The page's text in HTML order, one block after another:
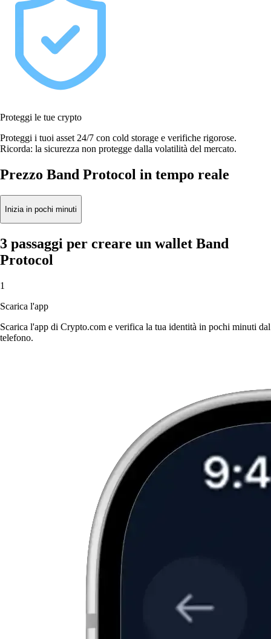
Proteggi le tue crypto
Proteggi i tuoi asset 24/7 con cold storage e verifiche rigorose.
Ricorda: la sicurezza non protegge dalla volatilità del mercato.
Prezzo Band Protocol in tempo reale
Inizia in pochi minuti
3 passaggi per creare un wallet Band
Protocol
1
Scarica l'app
Scarica l'app di Crypto.com e verifica la tua identità in pochi minuti dal
telefono.